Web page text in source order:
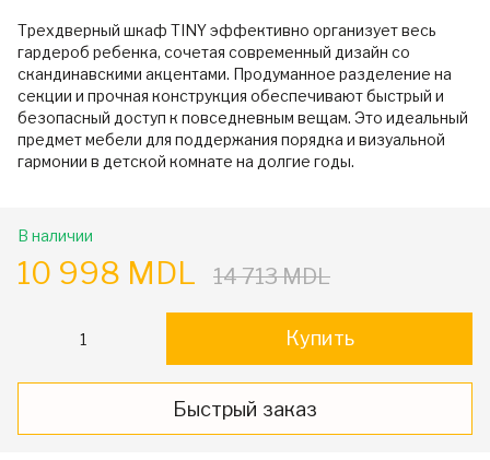
Трехдверный шкаф TINY эффективно организует весь
гардероб ребенка, сочетая современный дизайн со
скандинавскими акцентами. Продуманное разделение на
секции и прочная конструкция обеспечивают быстрый и
безопасный доступ к повседневным вещам. Это идеальный
предмет мебели для поддержания порядка и визуальной
гармонии в детской комнате на долгие годы.
В наличии
10 998 MDL 14 713 MDL
Купить
Быстрый заказ